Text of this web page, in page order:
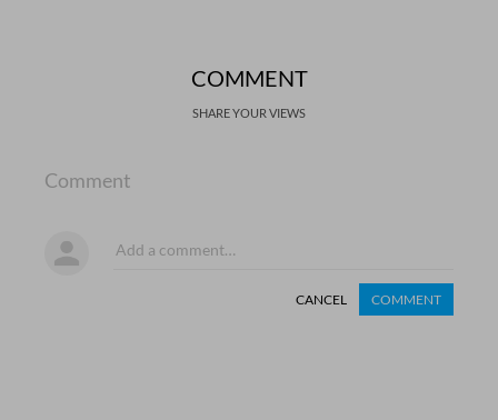
COMMENT
SHARE YOUR VIEWS
Comment
CANCEL COMMENT